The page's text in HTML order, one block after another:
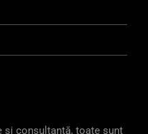
și consultanță, toate sunt